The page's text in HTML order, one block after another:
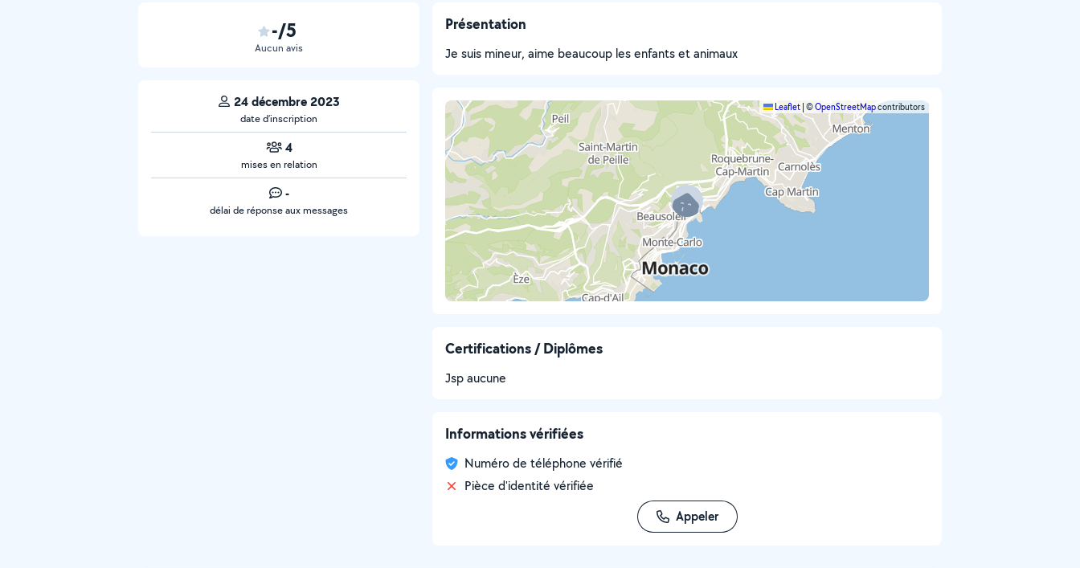
-/5
Aucun avis
24 décembre 2023
date d’inscription
4
mises en relation
-
délai de réponse aux messages
Présentation
Je suis mineur, aime beaucoup les enfants et animaux
Leaflet ©OpenStreetMapcontributors
Certifications / Diplômes
Jsp aucune
Informations vérifiées
Numéro de téléphone vérifié
Pièce d'identité vérifiée
Appeler